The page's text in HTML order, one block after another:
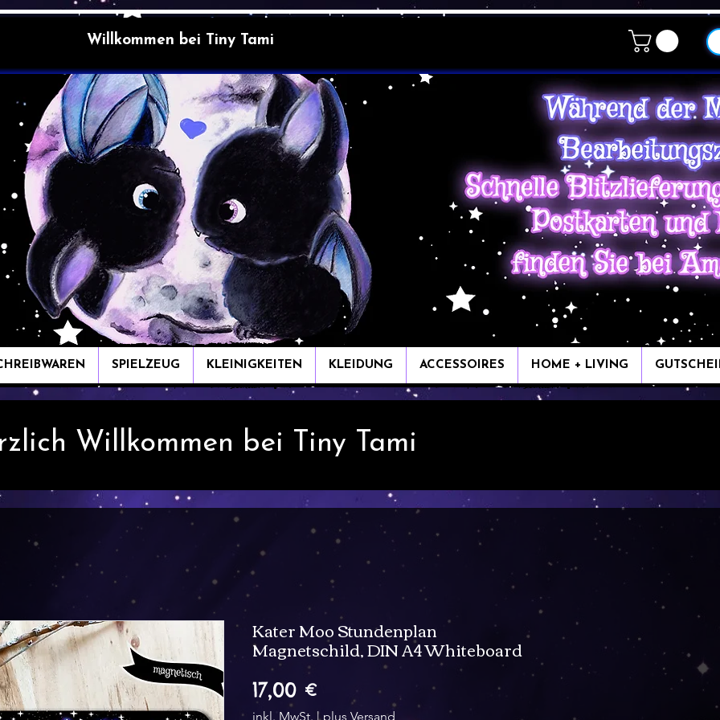
Willkommen bei Tiny Tami
SPIELZEUG KLEINIGKEITEN KLEIDUNG ACCESSOIRES HOME + LIVING
Willkommen bei Tiny Tami
Kater Moo Stundenplan
Magnetschild, DIN A4 Whiteboard
17,00 €Preis
inkl. MwSt. |plus Versand